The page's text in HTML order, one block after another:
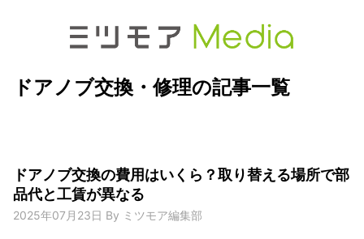
ドアノブ交換・修理の記事一覧
ドアノブ交換の費用はいくら？取り替える場所で部
品代と工賃が異なる
2025年07月23日 By ミツモア編集部